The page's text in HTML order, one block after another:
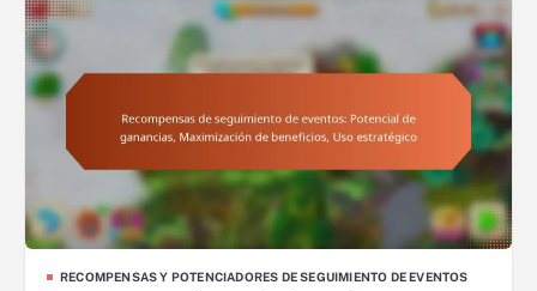
RECOMPENSAS Y POTENCIADORES DE SEGUIMIENTO DE EVENTOS